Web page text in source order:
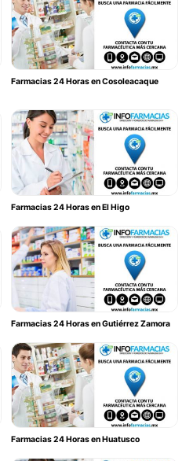
Farmacias 24 Horas en Cosoleacaque
Farmacias 24 Horas en El Higo
Farmacias 24 Horas en Gutiérrez Zamora
Farmacias 24 Horas en Huatusco